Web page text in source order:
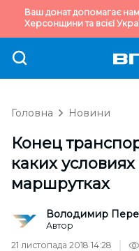
Ваш донат допомагає
Херсонщини та всієї
Головна Новини
Конец
каких
маршрутках
Володимир
Автор
21 листопада 2018 14:28